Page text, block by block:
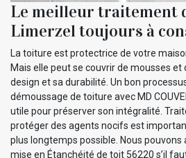
Le meilleur traitement
Limerzel toujours à
La toiture est protectrice de votre
Mais elle peut se couvrir de mousses et
design et sa durabilité. Un bon
démoussage de toiture avec MD
utile pour préserver son intégralité.
protéger des agents nocifs est
plus longtemps possible. Nous pouvons
mise en Étanchéité de toit 56220 s’il